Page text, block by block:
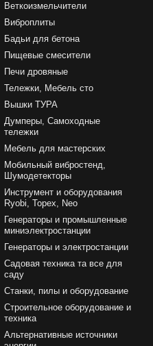
Веткоизмельчители
Виброплиты
Бадьи для бетона
Пищевые смесители
Печи дровяные
Тележки, Мебель сто
Вышки ТУРА
Думперы, Самоходные
тележки
Мебель для мастерских
Мобильный вибростенд,
Шумодетекторы
Инструмент и оборудования
Ryobi, Topex, Neo
Генераторы и промышленные
миниэлектростанции
Генераторы и электростанции
Садовая техника та все для
саду
Станки, пилы и оборудование
Строительное оборудование и
техника
Альтернативные источники